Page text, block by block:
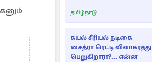
தமிழ்நாடு
கயல் சீரியல் நடிகை
சைத்ரா ரெட்டி விவாகரத்து
பெறுகிறாரா?... என்ன